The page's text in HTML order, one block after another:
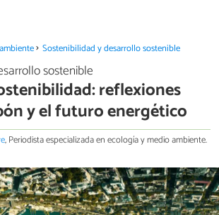
Sostenibilidad y desarrollo sostenible
sostenible
reflexiones
y el futuro energético
, Periodista especializada en ecología y medio ambiente.